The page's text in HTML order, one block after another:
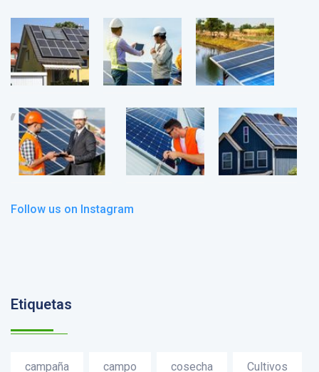
Follow us on Instagram
Etiquetas
campaña campo cosecha Cultivos